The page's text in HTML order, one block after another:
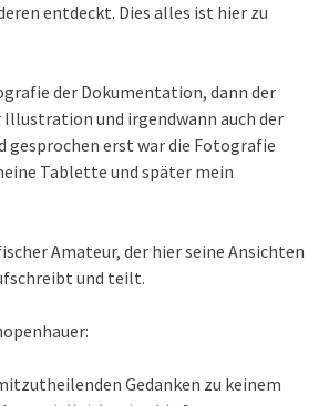
entdeckt. Dies alles ist hier zu
der Dokumentation, dann der
Illustration und irgendwann auch der
gesprochen erst war die Fotografie
Tablette und später mein
Amateur, der hier seine Ansichten
und teilt.
Gedanken zu keinem